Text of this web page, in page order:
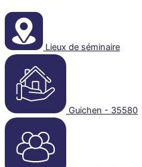
Lieux de séminaire
Guichen - 35580